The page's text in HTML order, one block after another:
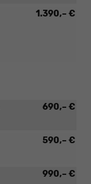
1.390,– €
690,– €
590,– €
990,– €